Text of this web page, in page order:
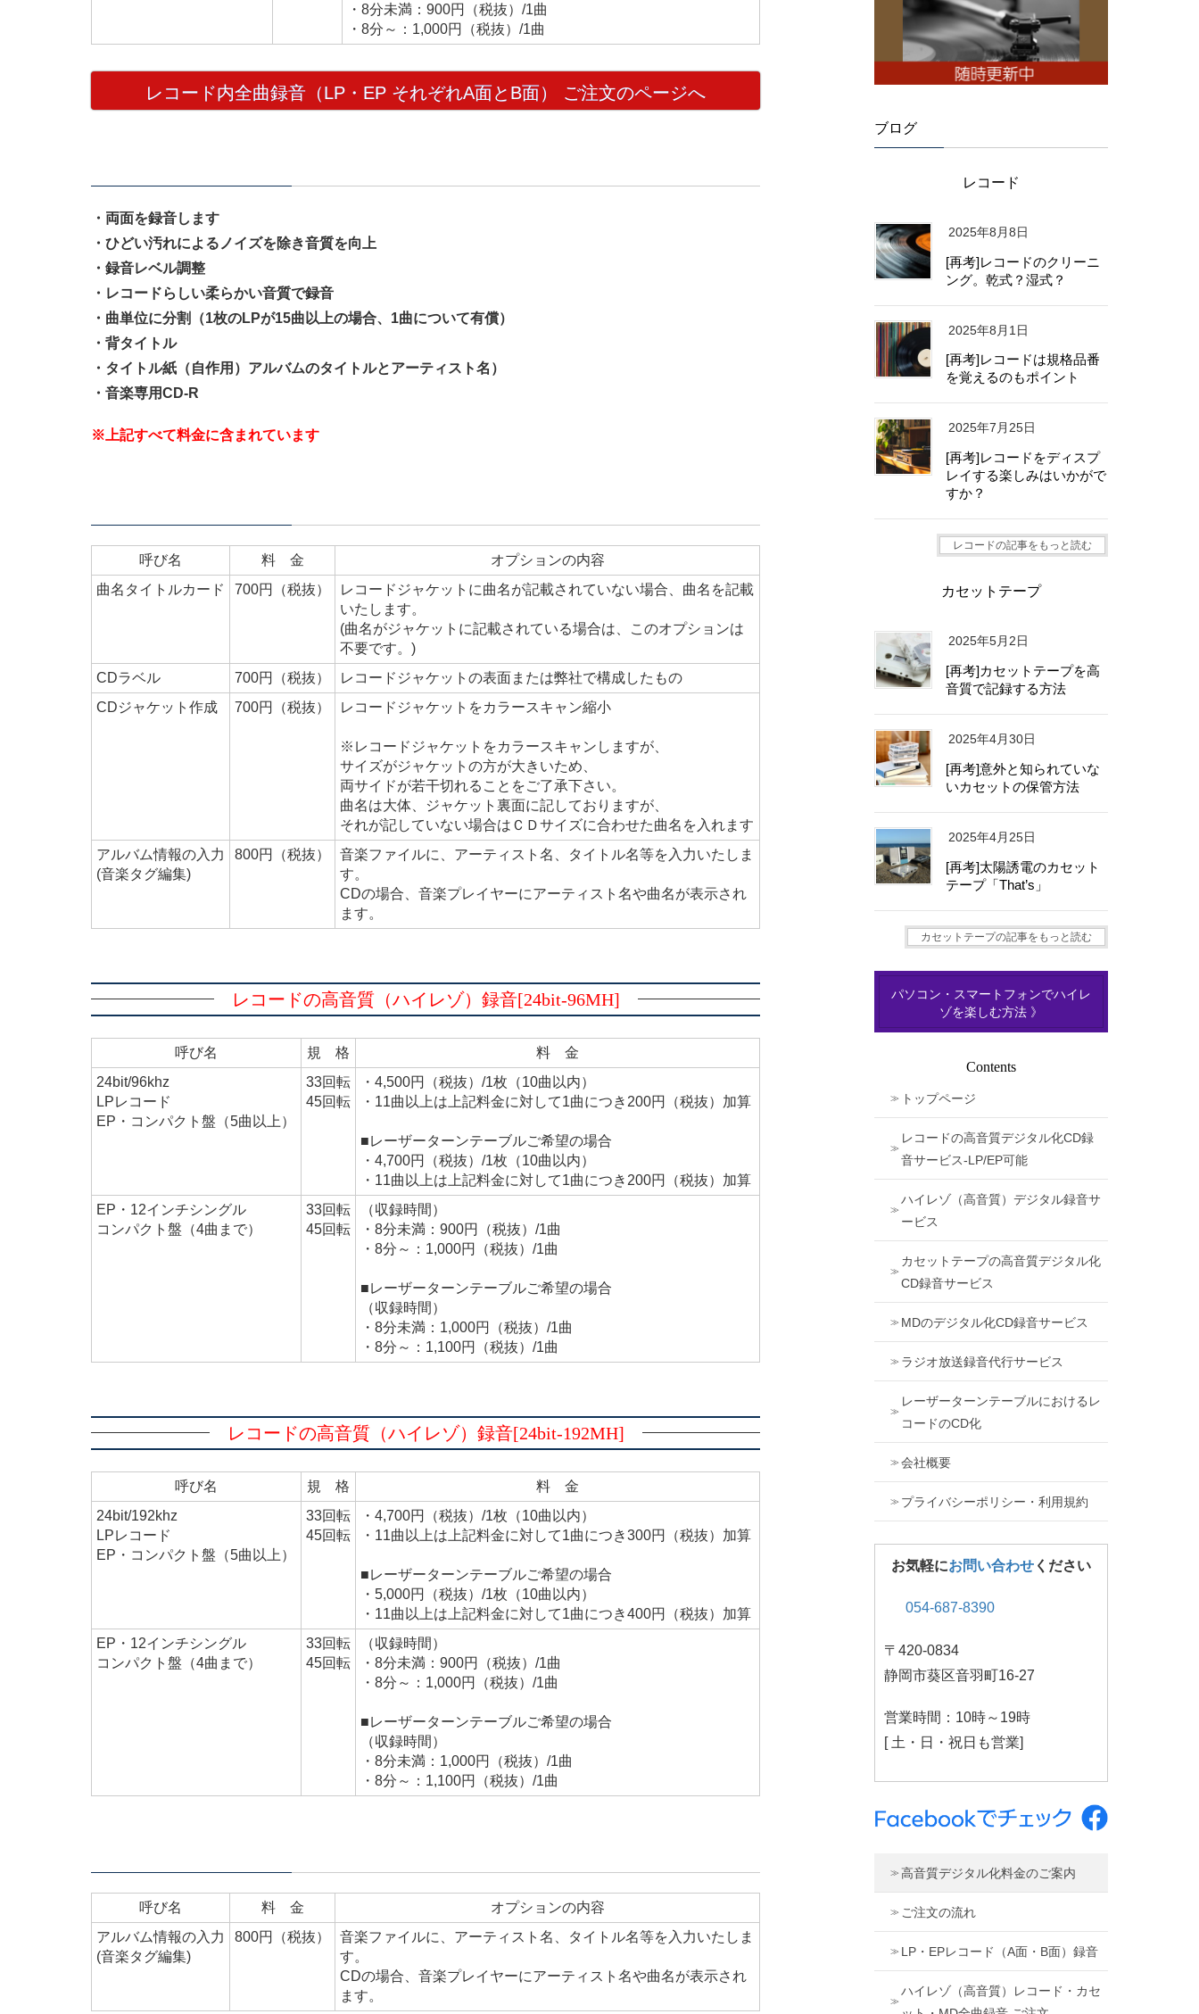
・8分未満：900円（税抜）/1曲
・8分～：1,000円（税抜）/1曲
レコード内全曲録音（LP・EP それぞれA面とB面） ご注文のページへ
・両面を録音します
・ひどい汚れによるノイズを除き音質を向上
・録音レベル調整
・レコードらしい柔らかい音質で録音
・曲単位に分割（1枚のLPが15曲以上の場合、1曲について有償）
・背タイトル
・タイトル紙（自作用）アルバムのタイトルとアーティスト名）
・音楽専用CD-R
※上記すべて料金に含まれています
呼び名 料 金
オプションの内容
曲名タイトルカード
700円（税抜）
レコードジャケットに曲名が記載されていない場合、曲名を記載
いたします。
(曲名がジャケットに記載されている場合は、このオプションは
不要です。)
CDラベル
700円（税抜）
レコードジャケットの表面または弊社で構成したもの
CDジャケット作成
700円（税抜） レコードジャケットをカラースキャン縮小
※レコードジャケットをカラースキャンしますが、
サイズがジャケットの方が大きいため、
両サイドが若干切れることをご了承下さい。
曲名は大体、ジャケット裏面に記しておりますが、
それが記していない場合はＣＤサイズに合わせた曲名を入れます
アルバム情報の入力
(音楽タグ編集)
800円（税抜）
音楽ファイルに、アーティスト名、タイトル名等を入力いたしま
す。
CDの場合、音楽プレイヤーにアーティスト名や曲名が表示され
ます。
レコードの高音質（ハイレゾ）録音[24bit-96MH]
呼び名 規 格
料 金
24bit/96khz
LPレコード
EP・コンパクト盤（5曲以上）
33回転
45回転
・4,500円（税抜）/1枚（10曲以内）
・11曲以上は上記料金に対して1曲につき200円（税抜）加算
■レーザーターンテーブルご希望の場合
・4,700円（税抜）/1枚（10曲以内）
・11曲以上は上記料金に対して1曲につき200円（税抜）加算
EP・12インチシングル
コンパクト盤（4曲まで）
33回転
45回転
（収録時間）
・8分未満：900円（税抜）/1曲
・8分～：1,000円（税抜）/1曲
■レーザーターンテーブルご希望の場合
（収録時間）
・8分未満：1,000円（税抜）/1曲
・8分～：1,100円（税抜）/1曲
レコードの高音質（ハイレゾ）録音[24bit-192MH]
呼び名 規 格
料 金
24bit/192khz
LPレコード
EP・コンパクト盤（5曲以上）
33回転
45回転
・4,700円（税抜）/1枚（10曲以内）
・11曲以上は上記料金に対して1曲につき300円（税抜）加算
■レーザーターンテーブルご希望の場合
・5,000円（税抜）/1枚（10曲以内）
・11曲以上は上記料金に対して1曲につき400円（税抜）加算
EP・12インチシングル
コンパクト盤（4曲まで）
33回転
45回転
（収録時間）
・8分未満：900円（税抜）/1曲
・8分～：1,000円（税抜）/1曲
■レーザーターンテーブルご希望の場合
（収録時間）
・8分未満：1,000円（税抜）/1曲
・8分～：1,100円（税抜）/1曲
呼び名 料 金
オプションの内容
アルバム情報の入力
(音楽タグ編集)
800円（税抜）
音楽ファイルに、アーティスト名、タイトル名等を入力いたしま
す。
CDの場合、音楽プレイヤーにアーティスト名や曲名が表示され
ます。
ブログ
レコード
2025年8月8日
[再考]レコードのクリーニ
ング。乾式？湿式？
2025年8月1日
[再考]レコードは規格品番
を覚えるのもポイント
2025年7月25日
[再考]レコードをディスプ
レイする楽しみはいかがで
すか？
レコードの記事をもっと読む
カセットテープ
2025年5月2日
[再考]カセットテープを高
音質で記録する方法
2025年4月30日
[再考]意外と知られていな
いカセットの保管方法
2025年4月25日
[再考]太陽誘電のカセット
テープ「That’s」
カセットテープの記事をもっと読む
パソコン・スマートフォンでハイレ
ゾを楽しむ方法 》
Contents
トップページ
レコードの高音質デジタル化CD録
音サービス-LP/EP可能
ハイレゾ（高音質）デジタル録音サ
ービス
カセットテープの高音質デジタル化
CD録音サービス
MDのデジタル化CD録音サービス
ラジオ放送録音代行サービス
レーザーターンテーブルにおけるレ
コードのCD化
会社概要
プライバシーポリシー・利用規約
お気軽にお問い合わせください
054-687-8390
〒420-0834
静岡市葵区音羽町16-27
営業時間：10時～19時
[ 土・日・祝日も営業]
高音質デジタル化料金のご案内
ご注文の流れ
LP・EPレコード（A面・B面）録音
ハイレゾ（高音質）レコード・カセ